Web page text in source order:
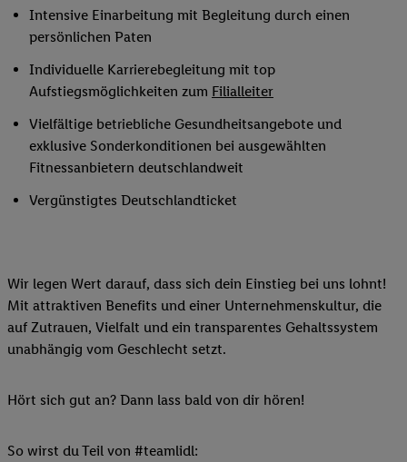
Intensive Einarbeitung mit Begleitung durch einen
persönlichen Paten
Individuelle Karrierebegleitung mit top
Aufstiegsmöglichkeiten zum Filialleiter
Vielfältige betriebliche Gesundheitsangebote und
exklusive Sonderkonditionen bei ausgewählten
Fitnessanbietern deutschlandweit
Vergünstigtes Deutschlandticket
Wir legen Wert darauf, dass sich dein Einstieg bei uns lohnt!
Mit attraktiven Benefits und einer Unternehmenskultur, die
auf Zutrauen, Vielfalt und ein transparentes Gehaltssystem
unabhängig vom Geschlecht setzt.
Hört sich gut an? Dann lass bald von dir hören!
So wirst du Teil von #teamlidl: